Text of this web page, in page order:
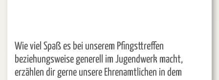
Wie viel Spaß es bei unserem Pfingsttreffen
beziehungsweise generell im Jugendwerk macht,
erzählen dir gerne unsere Ehrenamtlichen in dem